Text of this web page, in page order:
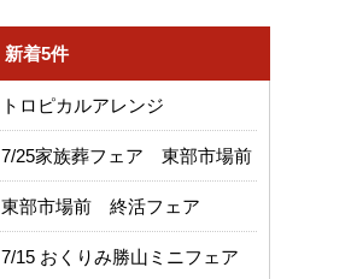
新着5件
トロピカルアレンジ
7/25家族葬フェア 東部市場前
東部市場前 終活フェア
7/15 おくりみ勝山ミニフェア